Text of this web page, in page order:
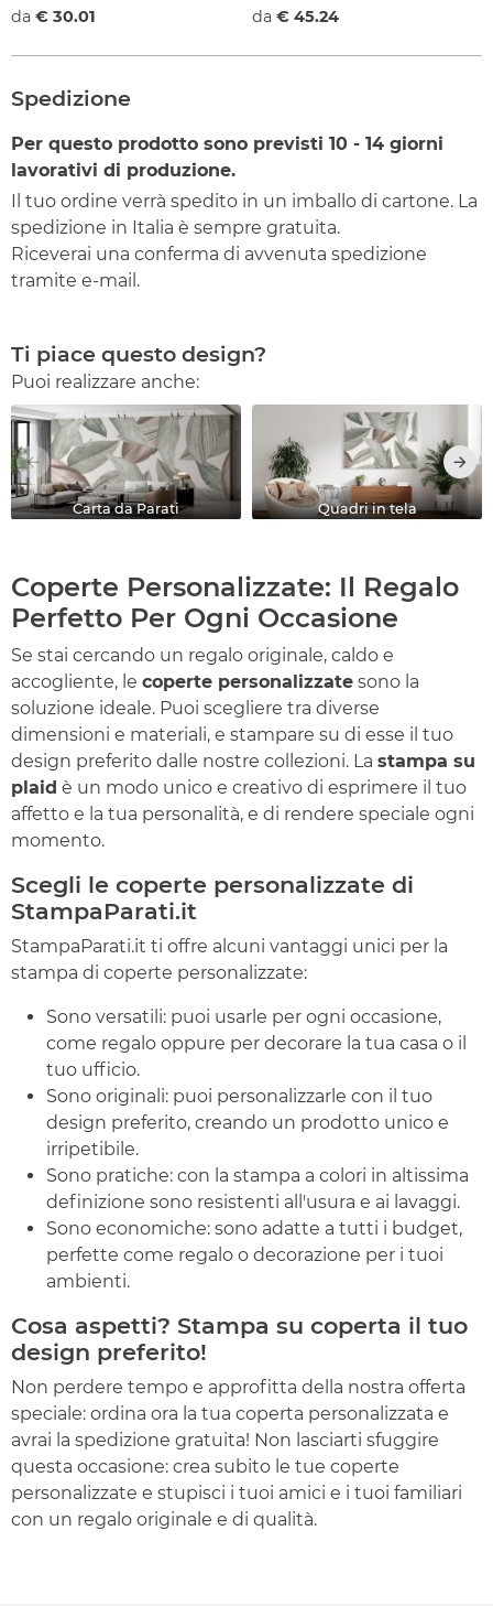
da € 30.01 da € 45.24
Spedizione
Per questo prodotto sono previsti 10 - 14 giorni
lavorativi di produzione.
Il tuo ordine verrà spedito in un imballo di cartone. La
spedizione in Italia è sempre gratuita.
Riceverai una conferma di avvenuta spedizione
tramite e-mail.
Ti piace questo design?
Puoi realizzare anche:
Carta da Parati Quadri in tela
Coperte Personalizzate: Il Regalo
Perfetto Per Ogni Occasione
Se stai cercando un regalo originale, caldo e
accogliente, le coperte personalizzate sono la
soluzione ideale. Puoi scegliere tra diverse
dimensioni e materiali, e stampare su di esse il tuo
design preferito dalle nostre collezioni. La stampa su
plaid è un modo unico e creativo di esprimere il tuo
affetto e la tua personalità, e di rendere speciale ogni
momento.
Scegli le coperte personalizzate di
StampaParati.it
StampaParati.it ti offre alcuni vantaggi unici per la
stampa di coperte personalizzate:
Sono versatili: puoi usarle per ogni occasione,
come regalo oppure per decorare la tua casa o il
tuo ufficio.
Sono originali: puoi personalizzarle con il tuo
design preferito, creando un prodotto unico e
irripetibile.
Sono pratiche: con la stampa a colori in altissima
definizione sono resistenti all'usura e ai lavaggi.
Sono economiche: sono adatte a tutti i budget,
perfette come regalo o decorazione per i tuoi
ambienti.
Cosa aspetti? Stampa su coperta il tuo
design preferito!
Non perdere tempo e approfitta della nostra offerta
speciale: ordina ora la tua coperta personalizzata e
avrai la spedizione gratuita! Non lasciarti sfuggire
questa occasione: crea subito le tue coperte
personalizzate e stupisci i tuoi amici e i tuoi familiari
con un regalo originale e di qualità.